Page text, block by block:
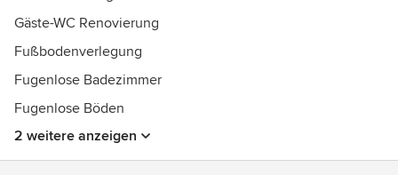
Gäste-WC Renovierung
Fußbodenverlegung
Fugenlose Badezimmer
Fugenlose Böden
2 weitere anzeigen